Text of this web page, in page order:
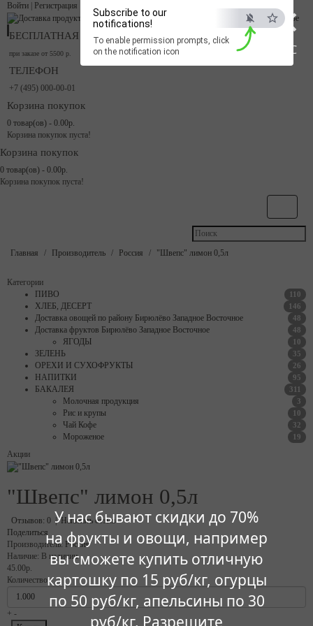
×
ESC
У нас бывают скидки до 70%
на фрукты и овощи, например
вы сможете купить отличную
картошку по 15 руб/кг, огурцы
по 50 руб/кг, апельсины по 30
руб/кг. Разрешите
Subscribe to our
notifications!
To enable permission prompts, click
on the notification icon
Войти Регистрация
БЕСПЛАТНАЯ ДОСТАВКА
при заказе от 5500 р.
ТЕЛЕФОН
+7 (495) 000-00-01
Корзина покупок
0 товар(ов) - 0.00р.
Корзина покупок пуста!
Корзина покупок
0 товар(ов) - 0.00р.
Корзина покупок пуста!
Главная Производитель Россия "Швепс" лимон 0,5л
Категории
ПИВО
110
ХЛЕБ, ДЕСЕРТ 146
Доставка овощей по району Бирюлёво Западное Восточное 48
Доставка фруктов Бирюлёво Западное Восточное 48
ЯГОДЫ 10
ЗЕЛЕНЬ 35
ОРЕХИ И СУХОФРУКТЫ 26
НАПИТКИ 95
БАКАЛЕЯ 311
Молочная продукция 3
Рис и крупы 10
Чай Кофе 32
Мороженое 19
Акции
"Швепс" лимон 0,5л
Отзывов: 0 |Написать отзыв
Поделиться
Производитель: Россия
Наличие: В наличии
45.00р.
Количество:
+ -